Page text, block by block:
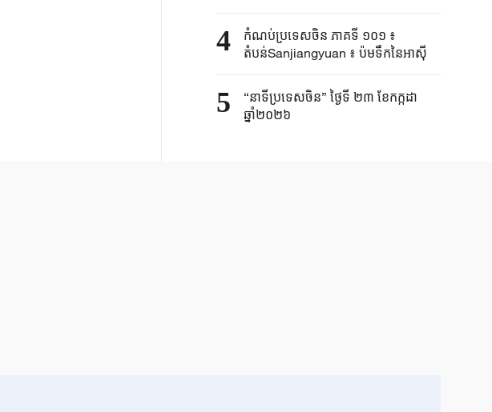
មានប្រវត្តិរាប់ពាន់ឆ្នាំ
4
កំណប់ប្រទេសចិន ភាគទី ១០១ ៖
តំបន់Sanjiangyuan ៖ ប៉មទឹកនៃអាស៊ី
5
“នាទីប្រទេសចិន” ថ្ងៃទី ២៣ ខែកក្កដា
ឆ្នាំ២០២៦